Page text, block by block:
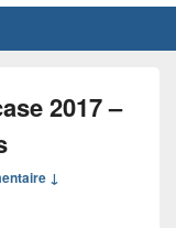
2017 –
↓